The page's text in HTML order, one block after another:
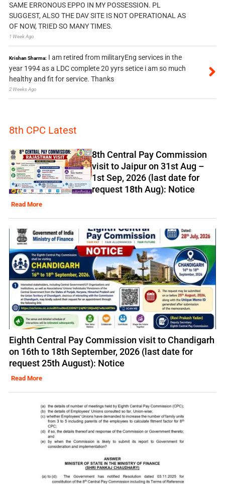
SAME ERRONOUS EPPO IN MY POSSESSION. PL
SUGGEST, ALSO THE DAV SITE IS NOT OPERATIONAL AS
OF NOW, TRIED SO MANY TIMES.
1 Week Ago
Krishan Sharma: I am retired from militaryEng services in the
year 1994 as a LDC complete 20 yyrs setice i am so much
healthy and fit for service. Thanks
2 Weeks Ago
8th CPC Latest
8th Central Pay Commission
visit to Jaipur on 31st Aug –
1st Sep, 2026 (last date for
request 18th Aug): Notice
Read More
Eighth Central Pay Commission visit to Chandigarh
on 16th to 18th September, 2026 (last date for
request 25th August): Notice
Read More